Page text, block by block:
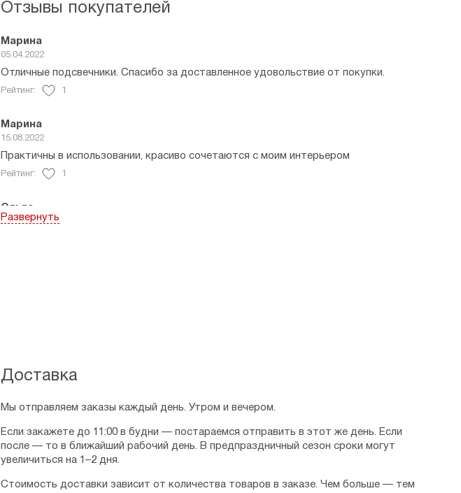
Отзывы покупателей
Марина
05.04.2022
Отличные подсвечники. Спасибо за доставленное удовольствие от покупки.
Рейтинг: 1
Марина
15.08.2022
Практичны в использовании, красиво сочетаются с моим интерьером
Рейтинг: 1
Ольга
03.06.2026
Развернуть
Доставка
Мы отправляем заказы каждый день. Утром и вечером.
Если закажете до 11:00 в будни — постараемся отправить в этот же день. Если
после — то в ближайший рабочий день. В предпраздничный сезон сроки могут
увеличиться на 1–2 дня.
Стоимость доставки зависит от количества товаров в заказе. Чем больше — тем